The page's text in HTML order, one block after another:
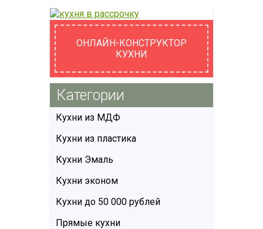
ОНЛАЙН-КОНСТРУКТОР
КУХНИ
Категории
Кухни из МДФ
Кухни из пластика
Кухни Эмаль
Кухни эконом
Кухни до 50 000 рублей
Прямые кухни